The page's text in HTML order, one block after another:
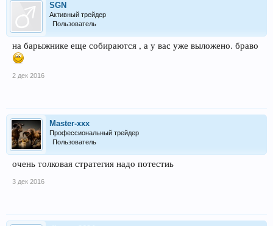
SGN
Активный трейдер
Пользователь
на барыжнике еще собираются , а у вас уже выложено. браво
2 дек 2016
Master-xxx
Профессиональный трейдер
Пользователь
очень толковая стратегия надо потестиь
3 дек 2016